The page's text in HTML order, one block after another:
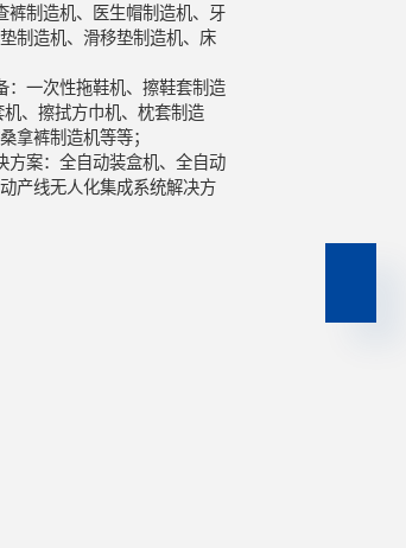
裤制造机、医生帽制造机、牙
制造机、滑移垫制造机、床
：一次性拖鞋机、擦鞋套制造
、擦拭方巾机、枕套制造
拿裤制造机等等；
方案：全自动装盒机、全自动
产线无人化集成系统解决方